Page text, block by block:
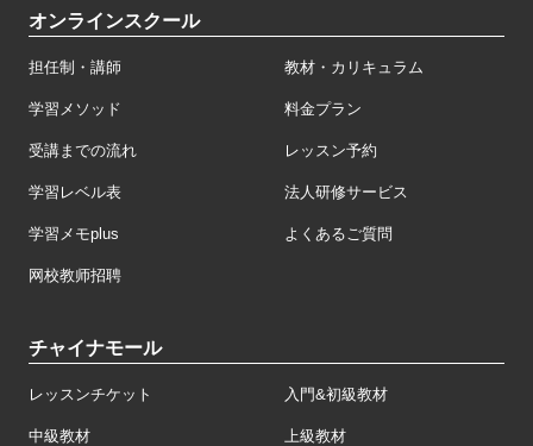
オンラインスクール
担任制・講師 教材・カリキュラム
学習メソッド 料金プラン
受講までの流れ レッスン予約
学習レベル表 法人研修サービス
学習メモplus よくあるご質問
网校教师招聘
チャイナモール
レッスンチケット 入門&初級教材
中級教材 上級教材